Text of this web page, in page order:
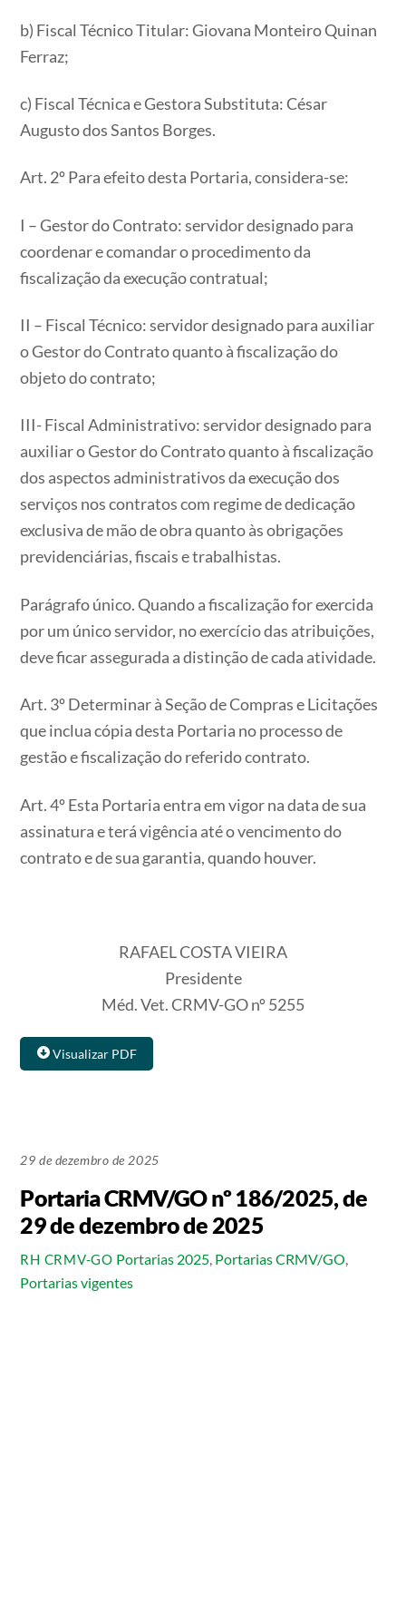
b) Fiscal Técnico Titular: Giovana Monteiro Quinan
Ferraz;
c) Fiscal Técnica e Gestora Substituta: César
Augusto dos Santos Borges.
Art. 2º Para efeito desta Portaria, considera-se:
I – Gestor do Contrato: servidor designado para
coordenar e comandar o procedimento da
fiscalização da execução contratual;
II – Fiscal Técnico: servidor designado para auxiliar
o Gestor do Contrato quanto à fiscalização do
objeto do contrato;
III- Fiscal Administrativo: servidor designado para
auxiliar o Gestor do Contrato quanto à fiscalização
dos aspectos administrativos da execução dos
serviços nos contratos com regime de dedicação
exclusiva de mão de obra quanto às obrigações
previdenciárias, fiscais e trabalhistas.
Parágrafo único. Quando a fiscalização for exercida
por um único servidor, no exercício das atribuições,
deve ficar assegurada a distinção de cada atividade.
Art. 3º Determinar à Seção de Compras e Licitações
que inclua cópia desta Portaria no processo de
gestão e fiscalização do referido contrato.
Art. 4º Esta Portaria entra em vigor na data de sua
assinatura e terá vigência até o vencimento do
contrato e de sua garantia, quando houver.
RAFAEL COSTA VIEIRA
Presidente
Méd. Vet. CRMV-GO nº 5255
Visualizar PDF
29 de dezembro de 2025
Portaria CRMV/GO nº 186/2025, de
29 de dezembro de 2025
RH CRMV-GO Portarias 2025, Portarias CRMV/GO
Portarias vigentes